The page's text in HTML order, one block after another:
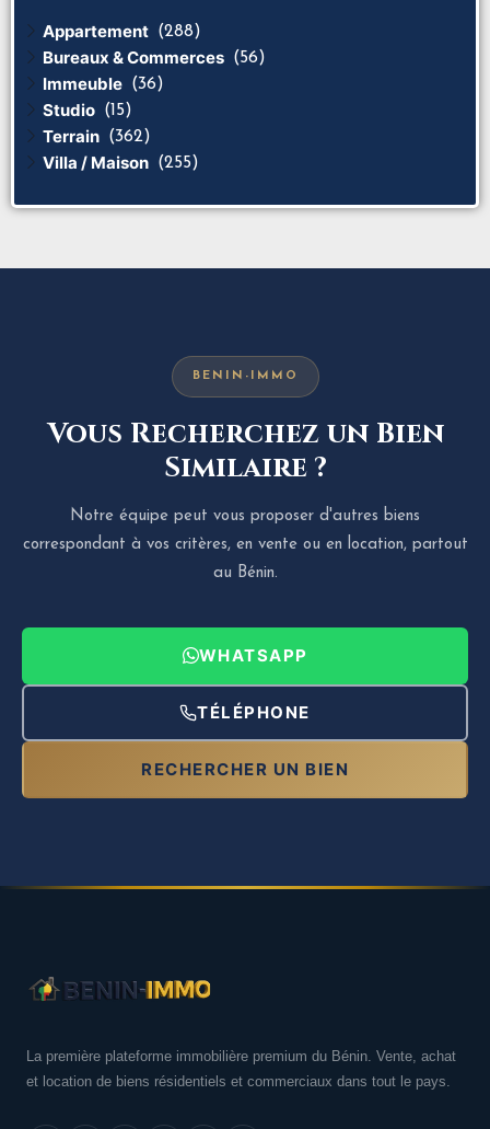
Appartement (288)
Bureaux & Commerces (56)
Immeuble (36)
Studio (15)
Terrain (362)
Villa / Maison (255)
BENIN-IMMO
Vous Recherchez un Bien
Similaire ?
Notre équipe peut vous proposer d'autres biens
correspondant à vos critères, en vente ou en location, partout
au Bénin.
WHATSAPP
TÉLÉPHONE
RECHERCHER UN BIEN
La première plateforme immobilière premium du Bénin. Vente, achat
et location de biens résidentiels et commerciaux dans tout le pays.